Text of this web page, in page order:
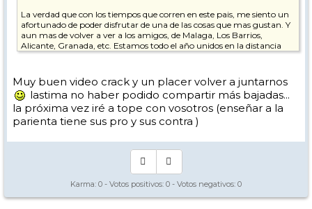
La verdad que con los tiempos que corren en este pais, me siento un
afortunado de poder disfrutar de una de las cosas que mas gustan. Y
aun mas de volver a ver a los amigos, de Malaga, Los Barrios,
Alicante, Granada, etc. Estamos todo el año unidos en la distancia
por las nuevas tecnologías y después de tantos meses, poder echar
Un saludo para Lorenzo, DaniGP, Chieftec, Davis74, Carlos,
Paquetiyo, Javi C y Ale_hop.
Muy buen video crack y un placer volver a juntarnos
lastima no haber podido compartir más bajadas...
la próxima vez iré a tope con vosotros (enseñar a la
parienta tiene sus pro y sus contra )
Karma: 0 - Votos positivos: 0 - Votos negativos: 0